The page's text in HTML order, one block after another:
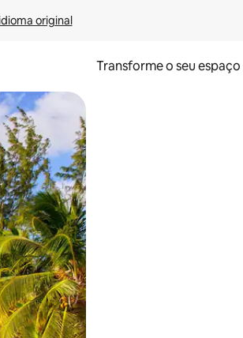
original
Transforme o seu
gestos de toque ou deslize.